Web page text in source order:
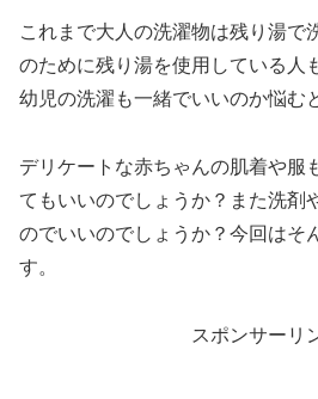
これまで大人の洗濯物は残り湯で
のために残り湯を使用している人
幼児の洗濯も一緒でいいのか悩む
デリケートな赤ちゃんの肌着や服
てもいいのでしょうか？また洗剤
のでいいのでしょうか？今回はそ
す。
スポンサーリ